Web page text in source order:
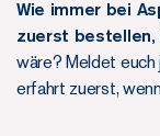
Wie immer bei
zuerst
wäre? Meldet
erfahrt zuerst,